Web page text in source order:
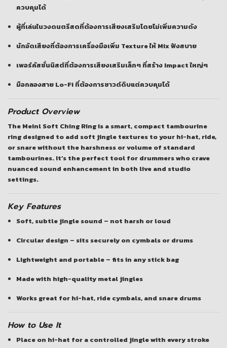
ควบคุมได้
ผู้ที่เล่นในวงดนตรีสดที่ต้องการเสียงเสริมโดยไม่เพิ่มความดัง
นักอัดเสียงที่ต้องการเครื่องมือเพิ่ม Texture ให้ Mix ฟังสบาย
เพอร์คัสชั่นนิสต์ที่ต้องการเสียงเสริมเล็กๆ ที่สร้าง Impact ใหญ่ๆ
มือกลองสาย Lo-Fi ที่ต้องการซาวด์ดิบแต่ควบคุมได้
Product Overview
The Meinl Soft Ching Ringis a smart, compact tambourine
ring designed to add soft jingle textures to your hi-hat, ride,
or snare without the harshness or volume of standard
tambourines. It’s the perfect tool for drummers who crave
nuanced sound enhancement in both live and studio
settings.
Key Features
Soft, subtle jingle sound – not harsh or loud
Circular design – sits securely on cymbals or drums
Lightweight and portable – fits in any stick bag
Made with high-quality metal jingles
Works great for hi-hat, ride cymbals, and snare drums
How to Use It
Place on hi-hat for a controlled jingle with every stroke